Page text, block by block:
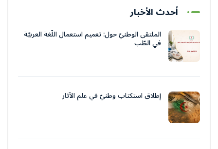
أحدث الأخبار
الملتقى الوطنيّ حول: تعميم استعمال اللّغة العربيّة
في الطّب
إطلاق استكتاب وطنيّ في علم الآثار